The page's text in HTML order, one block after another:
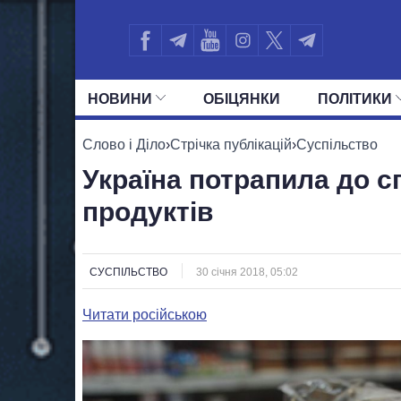
НОВИНИ ОБIЦЯНКИ ПОЛIТИКИ
УСІ ПОЛІТИКИ ПРЕЗИДЕНТ І ОФІС
Слово і Діло›Стрічка публікацій›Суспільство
Україна потрапила до
продуктів
СУСПІЛЬСТВО 30 січня 2018, 05:02
Читати російською